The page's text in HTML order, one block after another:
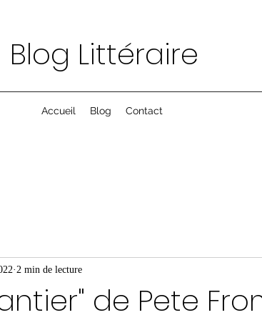
Blog Littéraire
Accueil Blog Contact
de Pete
2 min de lecture